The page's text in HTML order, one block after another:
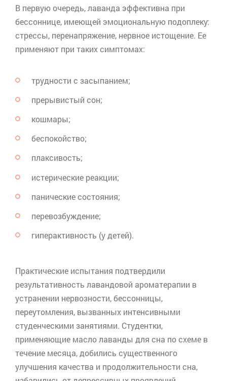
В первую очередь, лаванда эффективна при
бессоннице, имеющей эмоциональную подоплеку:
стрессы, перенапряжение, нервное истощение. Ее
применяют при таких симптомах:
трудности с засыпанием;
прерывистый сон;
кошмары;
беспокойство;
плаксивость;
истерические реакции;
панические состояния;
перевозбуждение;
гиперактивность (у детей).
Практические испытания подтвердили
результативность лавандовой ароматерапии в
устранении нервозности, бессонницы,
переутомления, вызванных интенсивными
студенческими занятиями. Студентки,
применяющие масло лаванды для сна по схеме в
течение месяца, добились существенного
улучшения качества и продолжительности сна,